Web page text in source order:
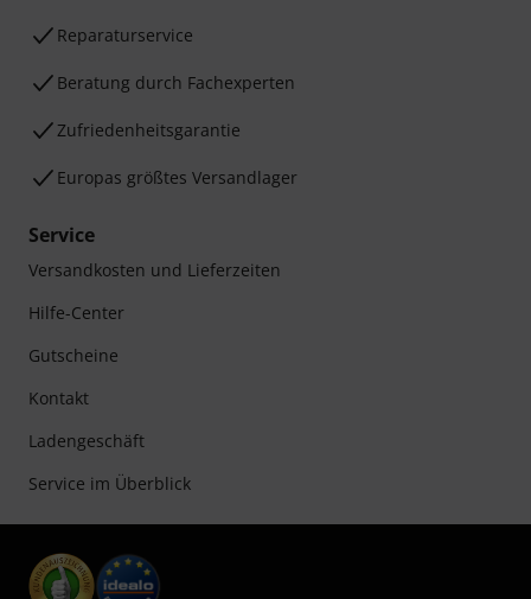
Reparaturservice
Beratung durch Fachexperten
Zufriedenheitsgarantie
Europas größtes Versandlager
Service
Versandkosten und Lieferzeiten
Hilfe-Center
Gutscheine
Kontakt
Ladengeschäft
Service im Überblick